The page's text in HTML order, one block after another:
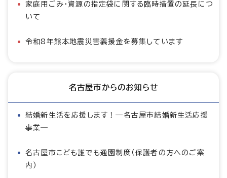
家庭用ごみ・資源の指定袋に関する臨時措置の延長につ
いて
令和8年熊本地震災害義援金を募集しています
名古屋市からのお知らせ
結婚新生活を応援します！―名古屋市結婚新生活応援
事業―
名古屋市こども誰でも通園制度（保護者の方へのご案
内）